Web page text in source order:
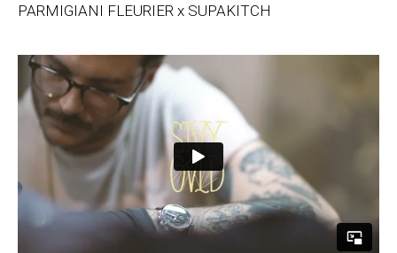
PARMIGIANI FLEURIER x SUPAKITCH